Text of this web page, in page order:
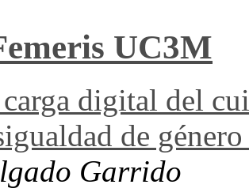
UC3M
digital del
de
Garrido